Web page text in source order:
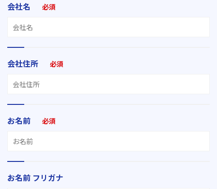
会社名 必須
会社住所 必須
お名前 必須
お名前 フリガナ